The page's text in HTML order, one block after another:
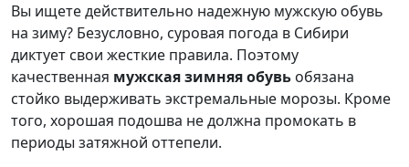
Вы ищете действительно надежную мужскую обувь
на зиму? Безусловно, суровая погода в Сибири
диктует свои жесткие правила. Поэтому
качественная мужская зимняя обувь обязана
стойко выдерживать экстремальные морозы. Кроме
того, хорошая подошва не должна промокать в
периоды затяжной оттепели.